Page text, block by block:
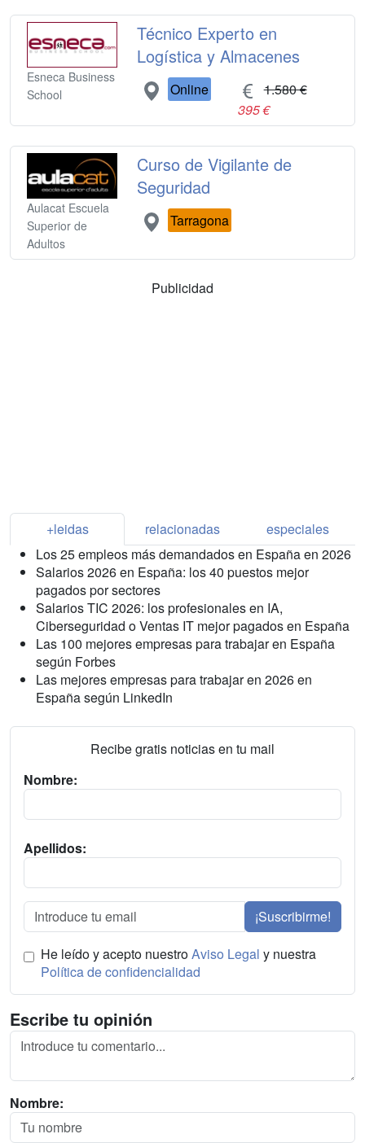
Esneca Business
School
Técnico Experto en
Logística y Almacenes
Online
1.580 €
395 €
Aulacat Escuela
Superior de
Adultos
Curso de Vigilante de
Seguridad
Tarragona
Publicidad
+leidas relacionadas
especiales
Los 25 empleos más demandados en España en 2026
Salarios 2026 en España: los 40 puestos mejor
pagados por sectores
Salarios TIC 2026: los profesionales en IA,
Ciberseguridad o Ventas IT mejor pagados en España
Las 100 mejores empresas para trabajar en España
según Forbes
Las mejores empresas para trabajar en 2026 en
España según LinkedIn
Recibe gratis noticias en tu mail
Nombre:
Apellidos:
¡Suscribirme!
He leído y acepto nuestroAviso Legal y nuestra
Política de confidencialidad
Escribe tu opinión
Nombre: